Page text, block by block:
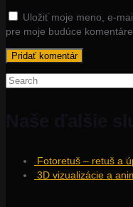
Uložiť moje meno, e-
pre moje budúce komentáre.
Search
Fotoretuš – retuš a
3D vizualizácie a